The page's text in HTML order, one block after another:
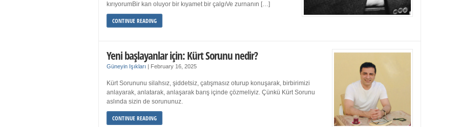
kırıyorumBir kan oluyor bir kıyamet bir çalgıVe zurnanın […]
CONTINUE READING
Yeni başlayanlar için: Kürt Sorunu nedir?
Güneyin Işıkları February 16, 2025
Kürt Sorununu silahsız, şiddetsiz, çatışmasız oturup konuşarak, birbirimizi
anlayarak, anlatarak, anlaşarak barış içinde çözmeliyiz. Çünkü Kürt Sorunu
aslında sizin de sorununuz.
CONTINUE READING